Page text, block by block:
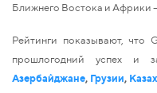
Ближнего Востока и Африки
Рейтинги показывают, что
прошлогодний успех и
Азербайджане, Грузии,